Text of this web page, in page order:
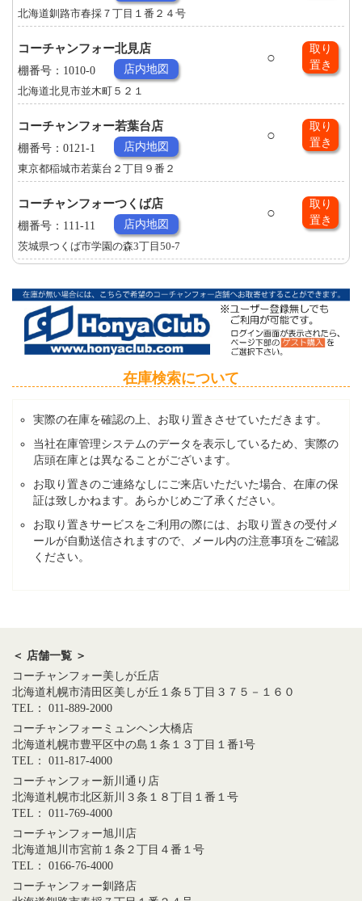
北海道釧路市春採７丁目１番２４号
コーチャンフォー北見店
○
取り
置き
棚番号：1010-0 店内地図
北海道北見市並木町５２１
コーチャンフォー若葉台店
○
取り
置き
棚番号：0121-1 店内地図
東京都稲城市若葉台２丁目９番２
コーチャンフォーつくば店
○
取り
置き
棚番号：111-11 店内地図
茨城県つくば市学園の森3丁目50-7
在庫検索について
実際の在庫を確認の上、お取り置きさせていただきます。
当社在庫管理システムのデータを表示しているため、実際の
店頭在庫とは異なることがございます。
お取り置きのご連絡なしにご来店いただいた場合、在庫の保
証は致しかねます。あらかじめご了承ください。
お取り置きサービスをご利用の際には、お取り置きの受付メ
ールが自動送信されますので、メール内の注意事項をご確認
ください。
＜ 店舗一覧 ＞
コーチャンフォー美しが丘店
北海道札幌市清田区美しが丘１条５丁目３７５－１６０
TEL： 011-889-2000
コーチャンフォーミュンヘン大橋店
北海道札幌市豊平区中の島１条１３丁目１番1号
TEL： 011-817-4000
コーチャンフォー新川通り店
北海道札幌市北区新川３条１８丁目１番１号
TEL： 011-769-4000
コーチャンフォー旭川店
北海道旭川市宮前１条２丁目４番１号
TEL： 0166-76-4000
コーチャンフォー釧路店